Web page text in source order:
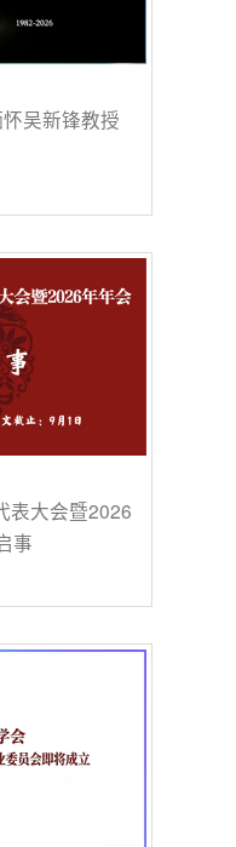
吴新锋教授
表大会暨2026
事